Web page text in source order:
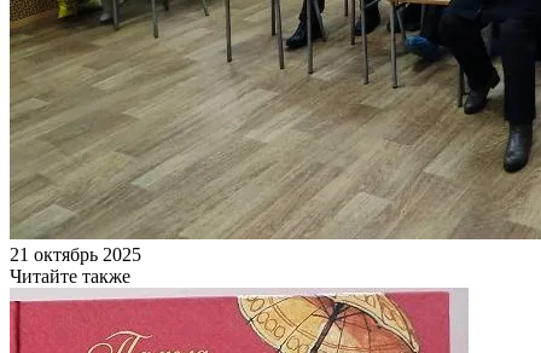
21 октябрь 2025
Читайте также